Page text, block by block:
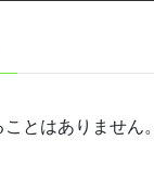
とはありません。